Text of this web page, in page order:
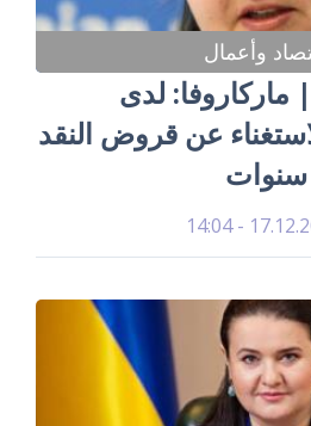
وأعمال
| ماركاروفا: لدى
عن قروض النقد
سنوات
17.12.2019